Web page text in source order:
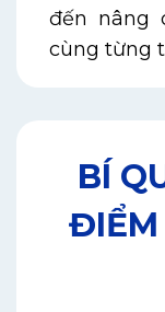
đến nâng
cùng từng
BÍ
ĐIỂM